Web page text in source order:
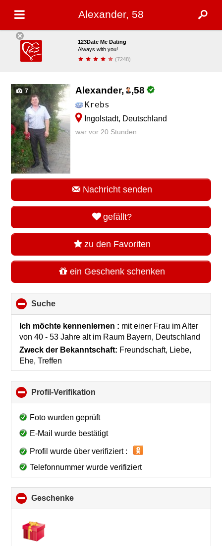
Alexander, 58
123Date Me Dating
Always with you!
(7248)
7
Alexander, ,58
Krebs
Ingolstadt, Deutschland
war vor 20 Stunden
Nachricht senden
gefällt?
zu den Favoriten
ein Geschenk schenken
Suche
to
collapse
contents
Ich möchte kennenlernen : mit einer Frau im Alter
von 40 - 53 Jahre alt im Raum Bayern, Deutschland
Zweck der Bekanntschaft: Freundschaft, Liebe,
Ehe, Treffen
Profil-Verifikation
to
contents
Foto wurden geprüft
E-Mail wurde bestätigt
Profil wurde über verifiziert :
Telefonnummer wurde verifiziert
Geschenke
to